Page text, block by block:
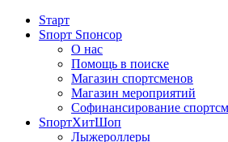
Sтарт
Sпорт Sпонсор
О нас
Помощь в поиске
Магазин спортсменов
Магазин мероприятий
Софинансирование
SпортХитШоп
Лыжероллеры